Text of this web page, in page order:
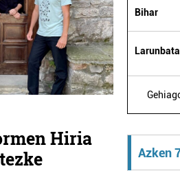
Hiria
Bihar
Larunbata
Azken